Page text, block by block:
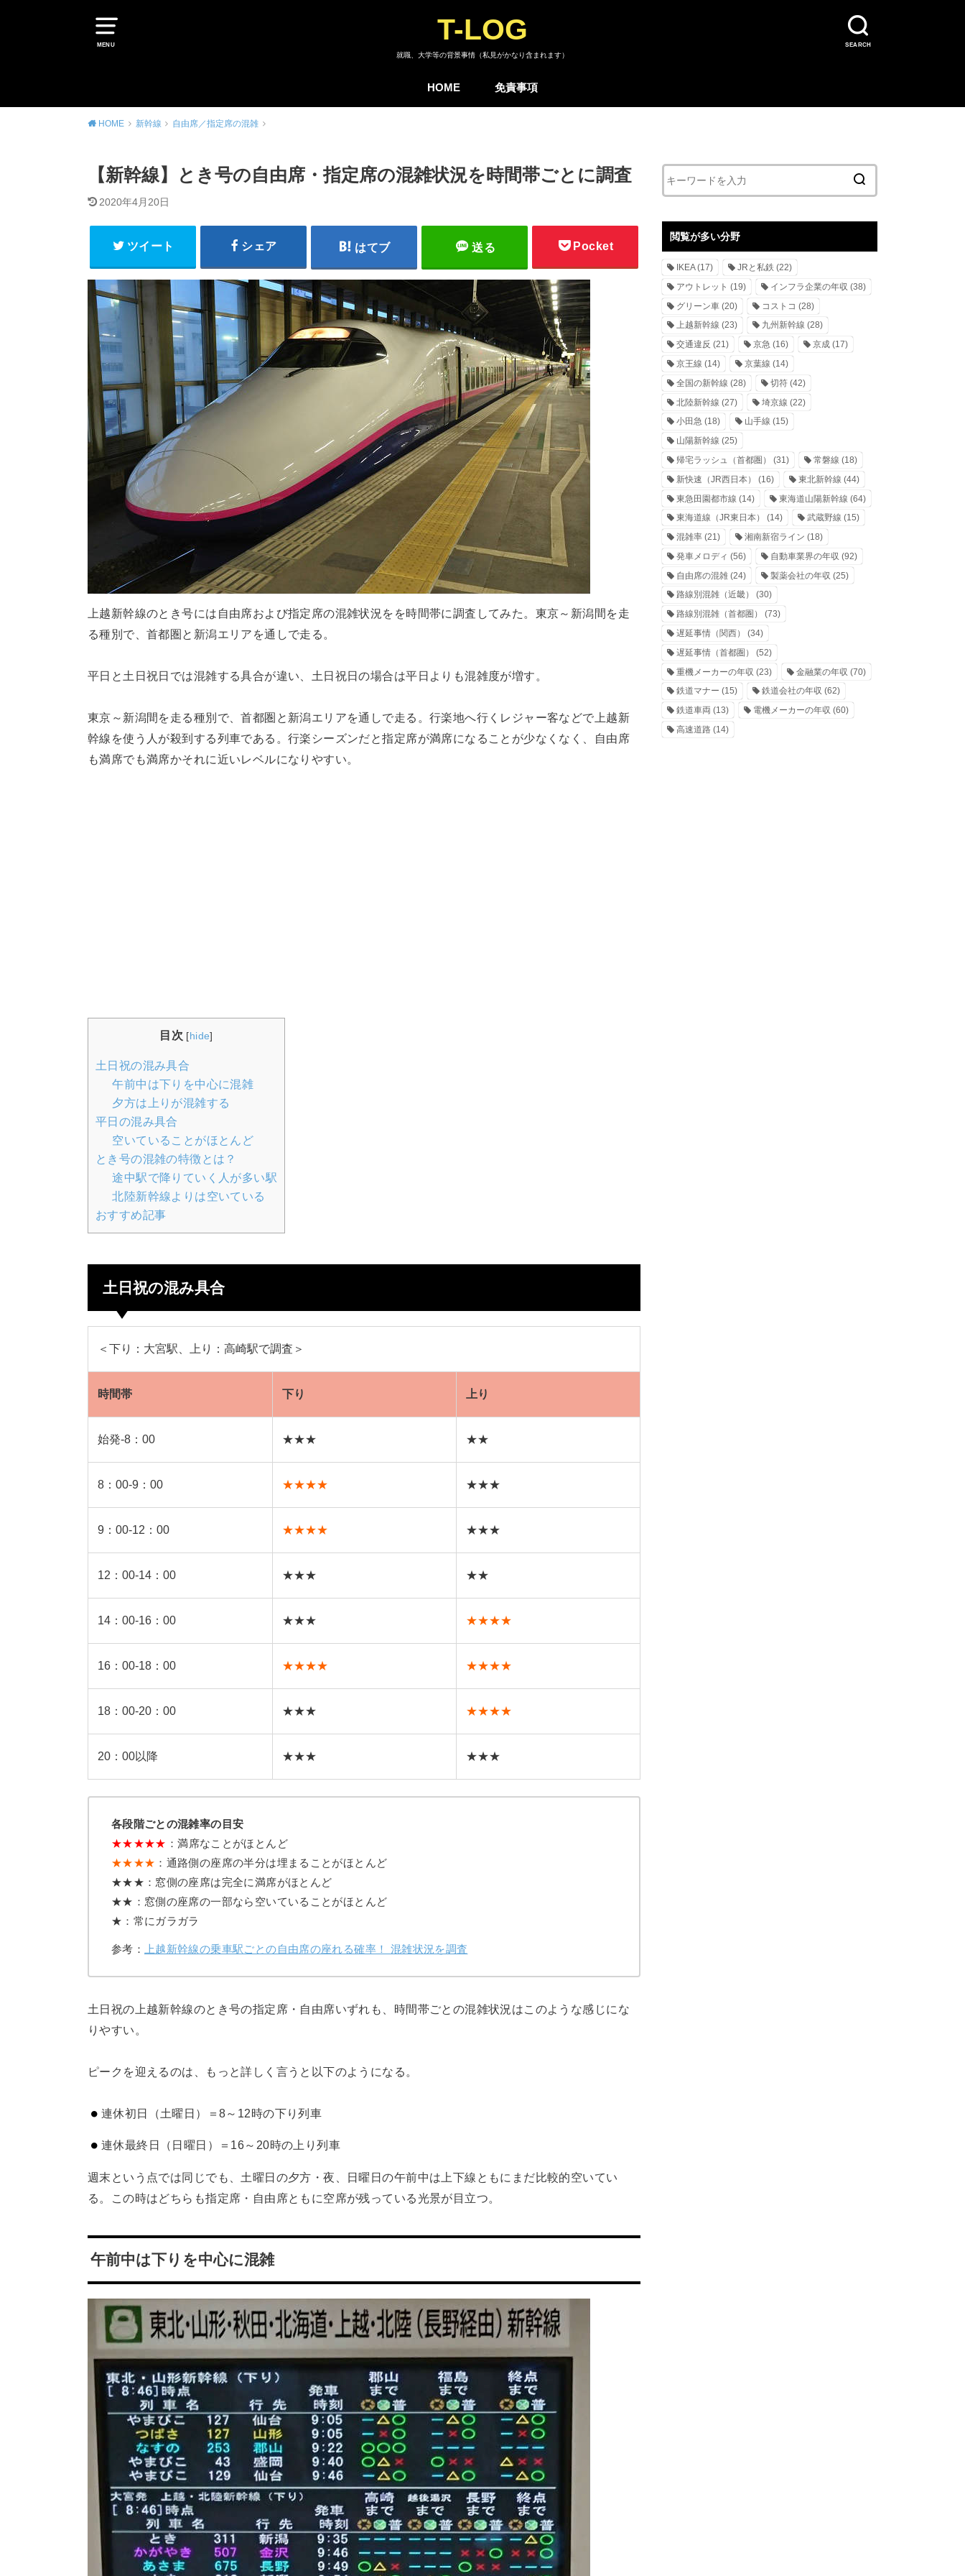
MENU SEARCH
T-LOG
就職、大学等の背景事情（私見がかなり含まれます）
HOME 免責事項
HOME 新幹線 自由席／指定席の混雑
【新幹線】とき号の自由席・指定席の混雑状況を時間帯ごとに調査
2020年4月20日
ツイート シェア はてブ 送る Pocket
上越新幹線のとき号には自由席および指定席の混雑状況をを時間帯に調査してみた。東京～新潟間を走
る種別で、首都圏と新潟エリアを通しで走る。
平日と土日祝日では混雑する具合が違い、土日祝日の場合は平日よりも混雑度が増す。
東京～新潟間を走る種別で、首都圏と新潟エリアを通しで走る。行楽地へ行くレジャー客などで上越新
幹線を使う人が殺到する列車である。行楽シーズンだと指定席が満席になることが少なくなく、自由席
も満席でも満席かそれに近いレベルになりやすい。
目次 [hide]
土日祝の混み具合
午前中は下りを中心に混雑
夕方は上りが混雑する
平日の混み具合
空いていることがほとんど
とき号の混雑の特徴とは？
途中駅で降りていく人が多い駅
北陸新幹線よりは空いている
おすすめ記事
土日祝の混み具合
＜下り：大宮駅、上り：高崎駅で調査＞
時間帯 下り 上り
始発-8：00 ★★★ ★★
8：00-9：00 ★★★★ ★★★
9：00-12：00 ★★★★ ★★★
12：00-14：00 ★★★ ★★
14：00-16：00 ★★★ ★★★★
16：00-18：00 ★★★★ ★★★★
18：00-20：00 ★★★ ★★★★
20：00以降 ★★★ ★★★
各段階ごとの混雑率の目安
★★★★★ ：満席なことがほとんど
★★★★ ：通路側の座席の半分は埋まることがほとんど
★★★：窓側の座席は完全に満席がほとんど
★★：窓側の座席の一部なら空いていることがほとんど
★：常にガラガラ
参考： 上越新幹線の乗車駅ごとの自由席の座れる確率！ 混雑状況を調査
土日祝の上越新幹線のとき号の指定席・自由席いずれも、時間帯ごとの混雑状況はこのような感じにな
りやすい。
ピークを迎えるのは、もっと詳しく言うと以下のようになる。
連休初日（土曜日）＝8～12時の下り列車
連休最終日（日曜日）＝16～20時の上り列車
週末という点では同じでも、土曜日の夕方・夜、日曜日の午前中は上下線ともにまだ比較的空いてい
る。この時はどちらも指定席・自由席ともに空席が残っている光景が目立つ。
午前中は下りを中心に混雑
閲覧が多い分野
IKEA(17) JRと私鉄 (22)
アウトレット (19) インフラ企業の年収 (38)
グリーン車 (20) コストコ (28)
上越新幹線 (23) 九州新幹線 (28)
交通違反 (21) 京急 (16) 京成(17)
京王線 (14) 京葉線 (14)
全国の新幹線 (28) 切符(42)
北陸新幹線 (27) 埼京線 (22)
小田急 (18) 山手線 (15)
山陽新幹線 (25)
帰宅ラッシュ（首都圏）
(31) 常磐線 (18)
新快速（JR西日本）
(16) 東北新幹線 (44)
東急田園都市線 (14) 東海道山陽新幹線 (64)
東海道線（JR東日本）
(14) 武蔵野線 (15)
混雑率 (21) 湘南新宿ライン (18)
発車メロディ (56) 自動車業界の年収 (92)
自由席の混雑 (24) 製薬会社の年収 (25)
路線別混雑（近畿）
(30)
路線別混雑（首都圏）
(73)
遅延事情（関西）
(34)
遅延事情（首都圏）
(52)
重機メーカーの年収 (23) 金融業の年収 (70)
鉄道マナー (15) 鉄道会社の年収 (62)
鉄道車両 (13) 電機メーカーの年収 (60)
高速道路 (14)